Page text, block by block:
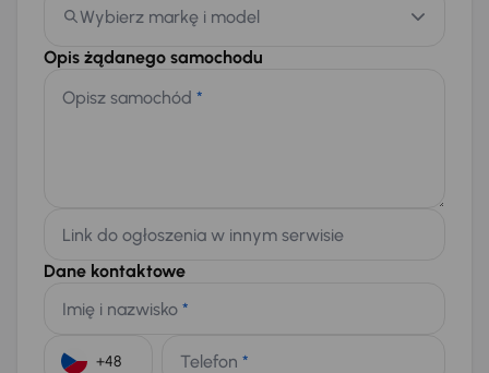
Wybierz markę i model
Opis żądanego samochodu
Opisz samochód *
Link do ogłoszenia w innym serwisie
Dane kontaktowe
Imię i nazwisko *
Telefon *